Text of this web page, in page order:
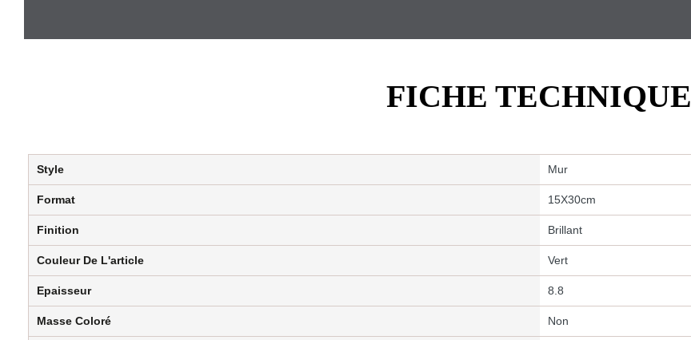
FICHE TECHNIQUE
Style Mur
Format 15X30cm
Finition Brillant
Couleur De L'article Vert
Epaisseur 8.8
Masse Coloré Non